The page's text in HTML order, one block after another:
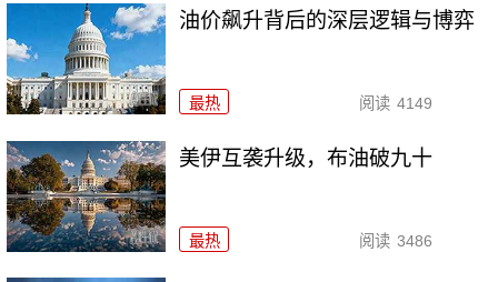
油价飙升背后的深层逻辑与博弈
最热 阅读 4149
美伊互袭升级，布油破九十
最热 阅读 3486